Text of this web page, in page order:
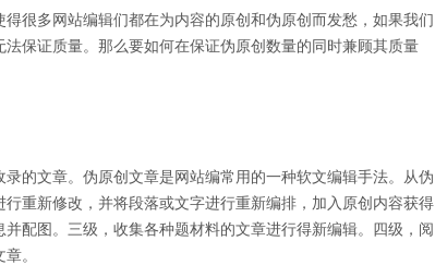
很多网站编辑们都在为内容的原创和伪原创而发愁，如果我们
保证质量。那么要如何在保证伪原创数量的同时兼顾其质量
文章。伪原创文章是网站编常用的一种软文编辑手法。从伪
重新修改，并将段落或文字进行重新编排，加入原创内容获得
配图。三级，收集各种题材料的文章进行得新编辑。四级，阅
。